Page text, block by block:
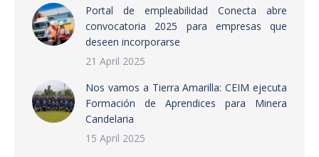
Portal de empleabilidad Conecta abre
convocatoria 2025 para empresas que
deseen incorporarse
21 April 2025
Nos vamos a Tierra Amarilla: CEIM ejecuta
Formación de Aprendices para Minera
Candelaria
15 April 2025